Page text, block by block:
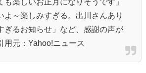
よ～楽しみすぎる。出川さんあり
ぎるお知らせ」など、感謝の声が
用元：Yahoo!ニュース